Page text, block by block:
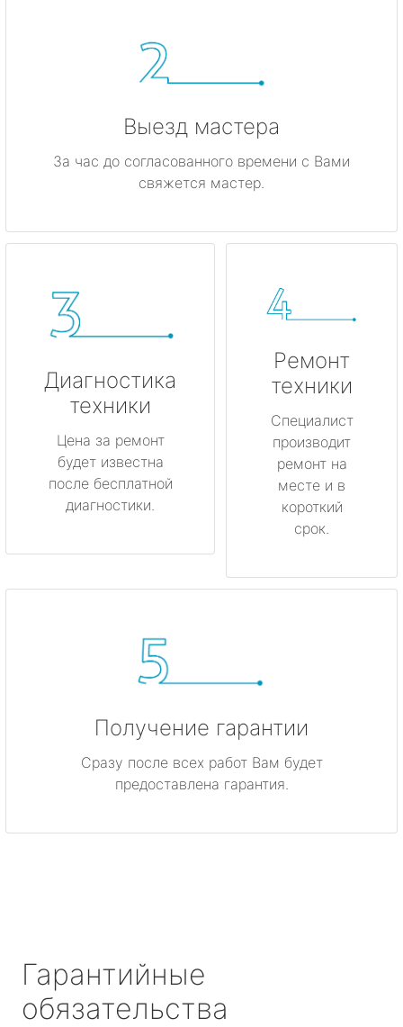
Выезд мастера
За час до согласованного времени с Вами
свяжется мастер.
Диагностика
техники
Цена за ремонт
будет известна
после бесплатной
диагностики.
Ремонт
техники
Специалист
производит
ремонт на
месте и в
короткий
срок.
Получение гарантии
Сразу после всех работ Вам будет
предоставлена гарантия.
Гарантийные
обязательства